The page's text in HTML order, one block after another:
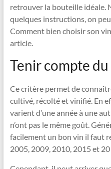
retrouver la bouteille idéale.
quelques instructions, on
Comment bien choisir son
article.
Tenir compte
Ce critère permet de
cultivé, récolté et vinifié. En
varient d’une année à une
n’ont pas le même goût.
facilement un bon vin il faut
2005, 2009, 2010, 2015 et